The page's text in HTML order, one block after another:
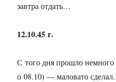
завтра отдать…
12.10.45 г.
С того дня прошло
о 08.10) — маловато сделал.